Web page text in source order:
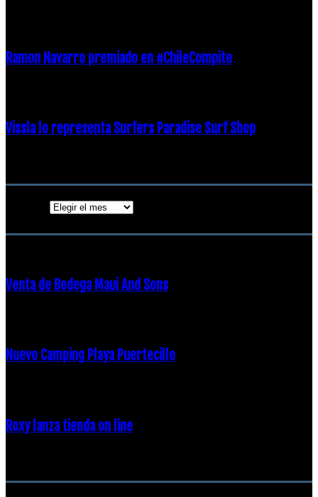
Ramon Navarro premiado en #ChileCompite
Vissla lo representa Surfers Paradise Surf Shop
Venta de Bodega Maui And Sons
Nuevo Camping Playa Puertecillo
Roxy lanza tienda on line